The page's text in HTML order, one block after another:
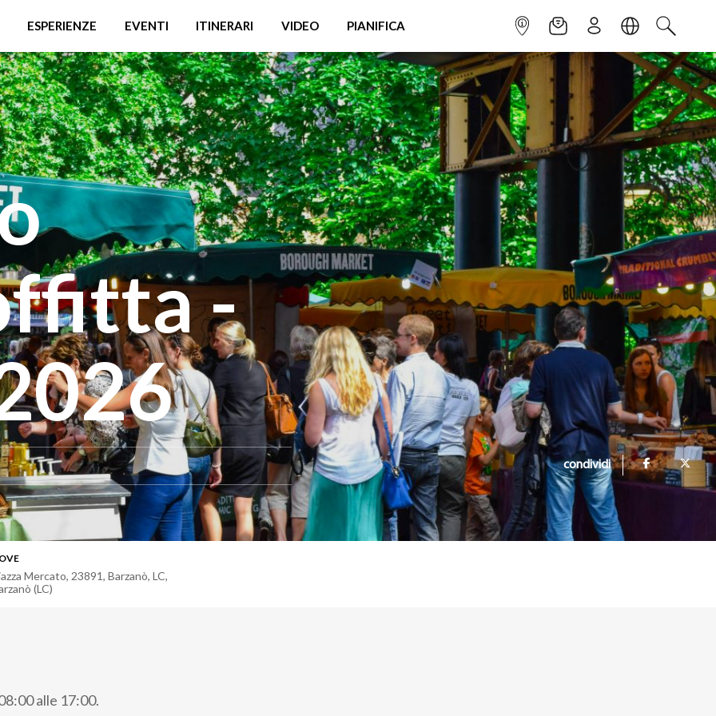
ESPERIENZE EVENTI ITINERARI VIDEO PIANIFICA INFOPOINTNEWSLETTER
ISCRIVITILINGUACERCA
-
condividi
Mercato, 23891, Barzanò, LC,
(LC)
alle 17:00.